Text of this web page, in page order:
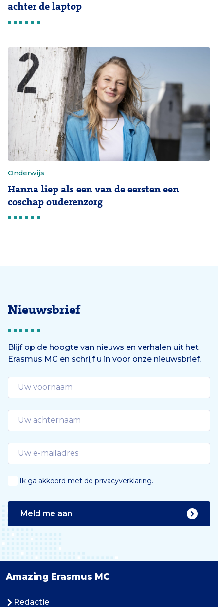
achter de laptop
Onderwijs
Hanna liep als een van de eersten een
coschap ouderenzorg
Nieuwsbrief
Blijf op de hoogte van nieuws en verhalen uit het
Erasmus MC en schrijf u in voor onze nieuwsbrief.
Ik ga akkoord met de privacyverklaring.
Meld me aan
Amazing Erasmus MC
Redactie